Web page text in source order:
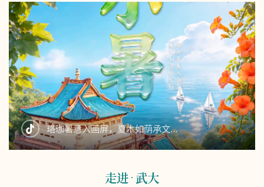
珞珈暑意入画屏，夏木如荫承文…
走进 武大